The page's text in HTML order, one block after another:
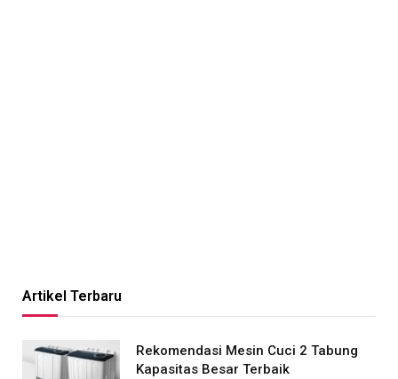
Artikel Terbaru
Rekomendasi Mesin Cuci 2 Tabung
Kapasitas Besar Terbaik